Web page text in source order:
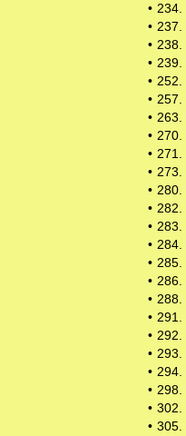
• 234.
• 237.
• 238.
• 239.
• 252.
• 257.
• 263.
• 270.
• 271.
• 273.
• 280.
• 282.
• 283.
• 284.
• 285.
• 286.
• 288.
• 291.
• 292.
• 293.
• 294.
• 298.
• 302.
• 305.